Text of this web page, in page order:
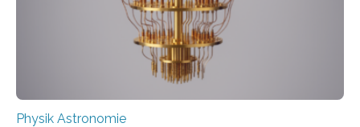
internationale Forschungsgruppe um den
Physik Astronomie